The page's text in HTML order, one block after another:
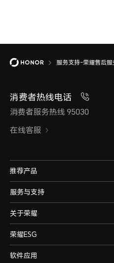
服务支持-荣耀售后
消费者热线电话
消费者服务热线 95030
在线客服
推荐产品
服务与支持
关于荣耀
荣耀ESG
软件应用